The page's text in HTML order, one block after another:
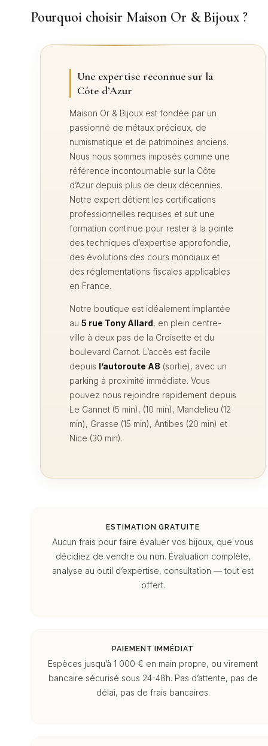
Pourquoi choisir Maison Or & Bijoux?
Une expertise reconnue sur la
Côte d’Azur
Maison Or & Bijoux est fondée par un
passionné de métaux précieux, de
numismatique et de patrimoines anciens.
Nous nous sommes imposés comme une
référence incontournable sur la Côte
d’Azur depuis plus de deux décennies.
Notre expert détient les certifications
professionnelles requises et suit une
formation continue pour rester à la pointe
des techniques d’expertise approfondie,
des évolutions des cours mondiaux et
des réglementations fiscales applicables
en France.
Notre boutique est idéalement implantée
au 5 rue Tony Allard, en plein centre-
ville à deux pas de la Croisette et du
boulevard Carnot. L’accès est facile
depuis l’autoroute A8 (sortie), avec un
parking à proximité immédiate. Vous
pouvez nous rejoindre rapidement depuis
Le Cannet (5 min), (10 min), Mandelieu (12
min), Grasse (15 min), Antibes (20 min) et
Nice (30 min).
ESTIMATION GRATUITE
Aucun frais pour faire évaluer vos bijoux, que vous
décidiez de vendre ou non. Évaluation complète,
analyse au outil d’expertise, consultation — tout est
offert.
PAIEMENT IMMÉDIAT
Espèces jusqu’à 1 000 € en main propre, ou virement
bancaire sécurisé sous 24-48h. Pas d’attente, pas de
délai, pas de frais bancaires.